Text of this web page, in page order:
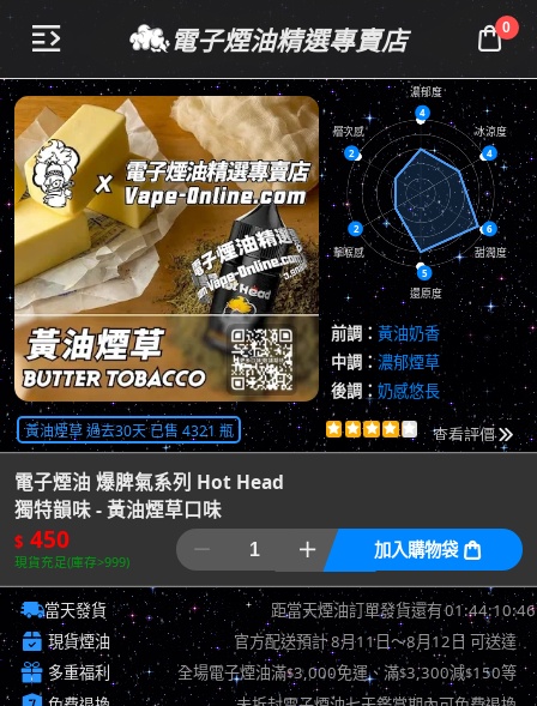
 電子煙油精選專賣店 0
4
4
6
5
2
2
濃郁度
冰涼度
甜潤度
還原度
擊喉感
層次感
前調： 黃油奶香
中調：濃郁煙草
後調： 奶感悠長
黃油煙草 過去30天 已售 4321 瓶      共5855評價
查看評價
電子煙油 爆脾氣系列 Hot Head
獨特韻味 - 黃油煙草口味
$ 450
現貨充足(庫存>999)
  加入購物袋 
當天發貨 距當天煙油訂單發貨還有01:44:09:54
 現貨煙油 官方配送預計8月11日～8月12日 可送達
 多重福利 全場電子煙油滿$3,000免運、滿$3,300減$150等